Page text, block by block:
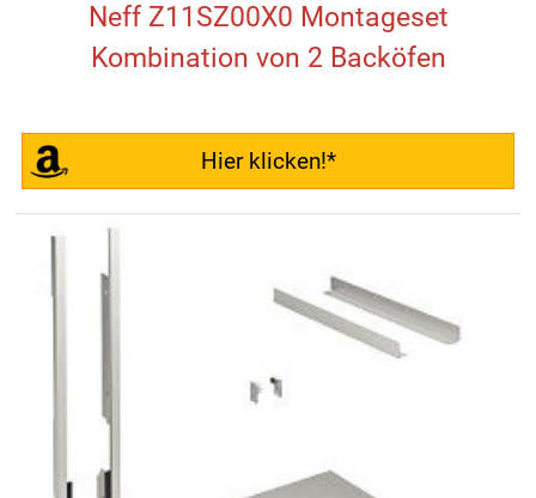
Neff Z11SZ00X0 Montageset
Kombination von 2 Backöfen
Hier klicken!*